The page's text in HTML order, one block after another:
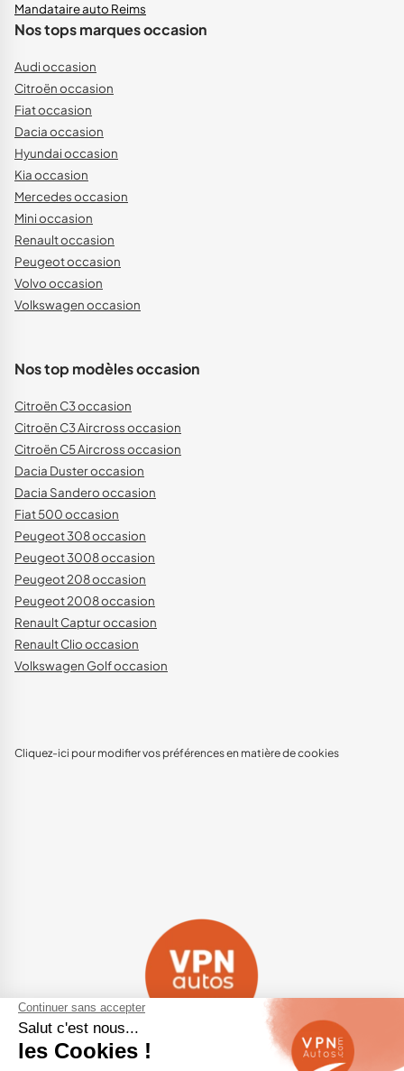
Mandataire auto Reims
Nos tops marques occasion
Audi occasion
Citroën occasion
Fiat occasion
Dacia occasion
Hyundai occasion
Kia occasion
Mercedes occasion
Mini occasion
Renault occasion
Peugeot occasion
Volvo occasion
Volkswagen occasion
Nos top modèles occasion
Citroën C3 occasion
Citroën C3 Aircross occasion
Citroën C5 Aircross occasion
Dacia Duster occasion
Dacia Sandero occasion
Fiat 500 occasion
Peugeot 308 occasion
Peugeot 3008 occasion
Peugeot 208 occasion
Peugeot 2008 occasion
Renault Captur occasion
Renault Clio occasion
Volkswagen Golf occasion
Cliquez-ici pour modifier vos préférences en matière de cookies
Navigation